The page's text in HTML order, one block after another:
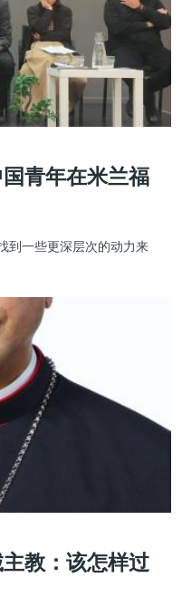
国青年在米兰福
到一些更深层次的动力来
主教：该怎样过